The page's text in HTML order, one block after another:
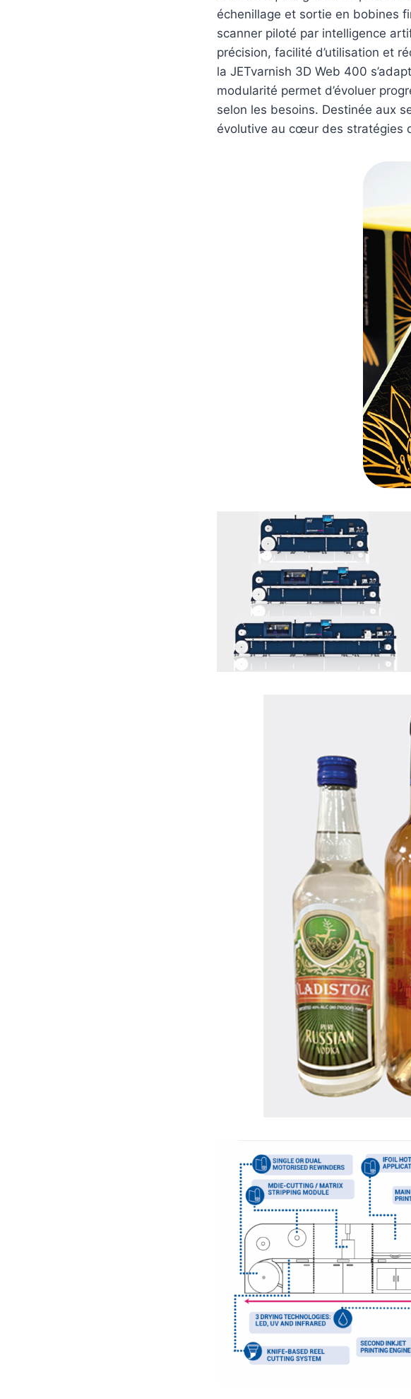
échenillage et sortie en bobines
scanner piloté par intelligence
précision, facilité d’utilisation et
la JETvarnish 3D Web 400
modularité permet d’évoluer
selon les besoins. Destinée aux
évolutive au cœur des stratégies